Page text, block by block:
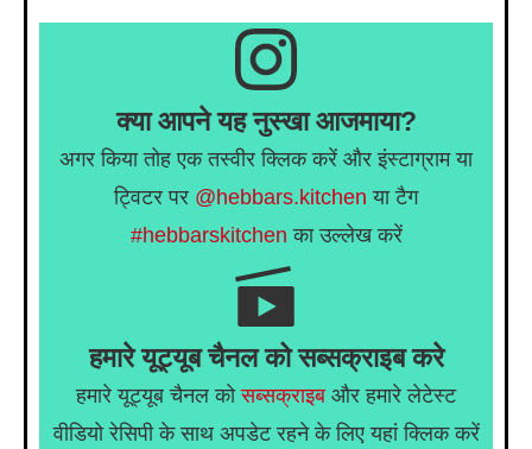
क्या आपने यह नुस्खा आजमाया?
अगर किया तोह एक तस्वीर क्लिक करें और इंस्टाग्राम या
ट्विटर पर @hebbars.kitchen या टैग
#hebbarskitchen का उल्लेख करें
हमारे यूट्यूब चैनल को सब्सक्राइब करे
हमारे यूट्यूब चैनल कोसब्सक्राइब और हमारे लेटेस्ट
वीडियो रेसिपी के साथ अपडेट रहने के लिए यहां क्लिक करें